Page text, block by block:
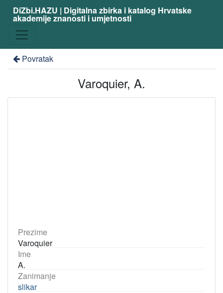
DiZbi.HAZU | Digitalna zbirka i katalog Hrvatske
akademije znanosti i umjetnosti
Povratak
Varoquier, A.
Prezime
Varoquier
Ime
A.
Zanimanje
slikar